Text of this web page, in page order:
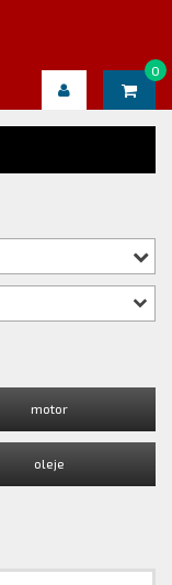
0
motor
oleje